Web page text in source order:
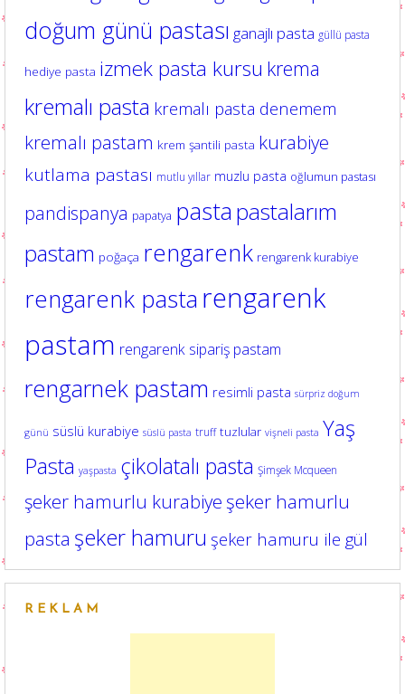
doğum günü pastası ganajlı pasta güllü pasta
hediye pasta izmek pasta kursu krema
kremalı pasta kremalı pasta denemem
kremalı pastam krem şantili pasta kurabiye
kutlama pastası mutlu yıllar muzlu pasta oğlumun pastası
pandispanya papatya pasta pastalarım
pastam poğaça rengarenk rengarenk kurabiye
rengarenk pasta rengarenk
pastam rengarenk sipariş pastam
rengarnek pastam resimli pasta sürpriz doğum
günü süslü kurabiye süslü pasta truff tuzlular vişneli pasta Yaş
Pasta yaşpasta çikolatalı pasta Şimşek Mcqueen
şeker hamurlu kurabiye şeker hamurlu
pasta şeker hamuru şeker hamuru ile gül
REKLAM